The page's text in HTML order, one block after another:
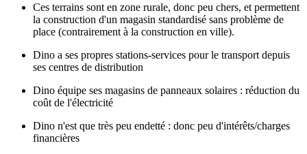
Ces terrains sont en zone rurale, donc peu chers, et permettent
la construction d'un magasin standardisé sans problème de
place (contrairement à la construction en ville).
Dino a ses propres stations-services pour le transport depuis
ses centres de distribution
Dino équipe ses magasins de panneaux solaires : réduction du
coût de l'électricité
Dino n'est que très peu endetté : donc peu d'intérêts/charges
financières